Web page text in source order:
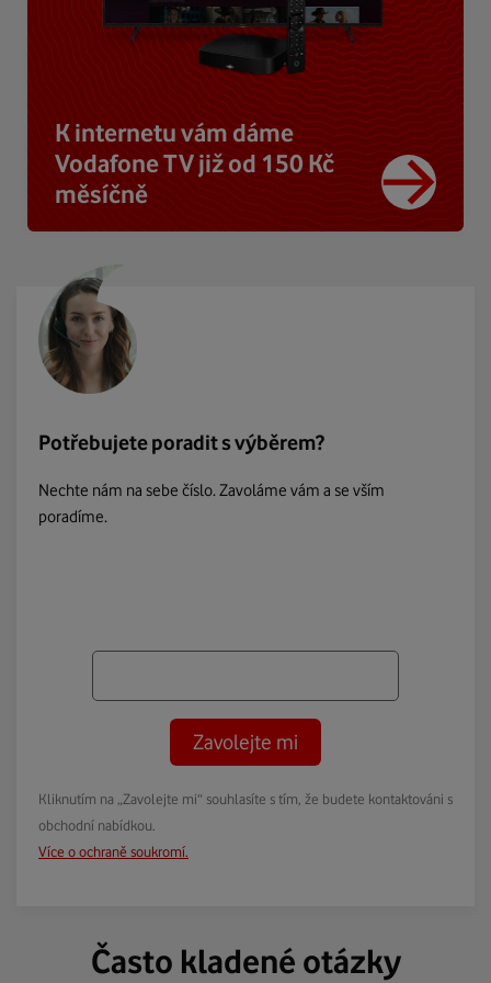
K internetu vám dáme
Vodafone TV již od 150 Kč
měsíčně
Potřebujete poradit s výběrem?
Nechte nám na sebe číslo. Zavoláme vám a se vším
poradíme.
Zavolejte mi
Kliknutím na „Zavolejte mi“ souhlasíte s tím, že budete kontaktováni s
obchodní nabídkou.
Více o ochraně soukromí.
Často kladené otázky